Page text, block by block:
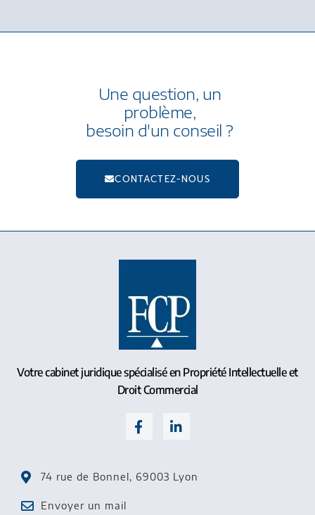
Une question, un
problème,
besoin d'un conseil ?
CONTACTEZ-NOUS
Votre cabinet juridique spécialisé en Propriété Intellectuelle et
Droit Commercial
74 rue de Bonnel, 69003 Lyon
Envoyer un mail